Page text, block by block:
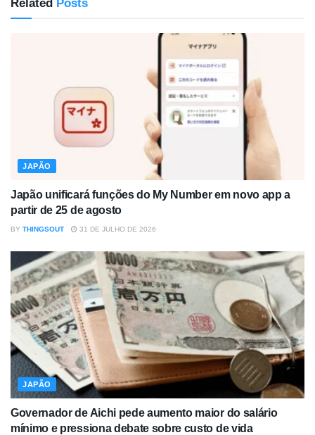
Related Posts
JAPÃO
Japão unificará funções do My Number em novo app a
partir de 25 de agosto
BY THINGSOUT 31 DE JULHO DE 2026
JAPÃO
Governador de Aichi pede aumento maior do salário
mínimo e pressiona debate sobre custo de vida